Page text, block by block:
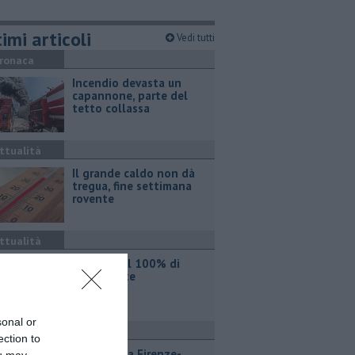
or
to
articoli Vedi tutti
Incendio devasta un
capannone, parte del
tetto collassa
Il grande caldo non dà
tregua, fine settimana
rovente
Iren sale al 100% di
Etambiente